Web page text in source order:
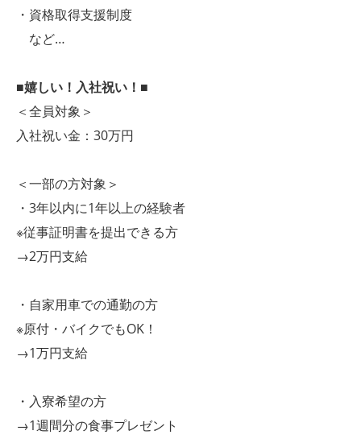
・資格取得支援制度
など…
■嬉しい！入社祝い！■
＜全員対象＞
入社祝い金：30万円
＜一部の方対象＞
・3年以内に1年以上の経験者
※従事証明書を提出できる方
→2万円支給
・自家用車での通勤の方
※原付・バイクでもOK！
→1万円支給
・入寮希望の方
→1週間分の食事プレゼント